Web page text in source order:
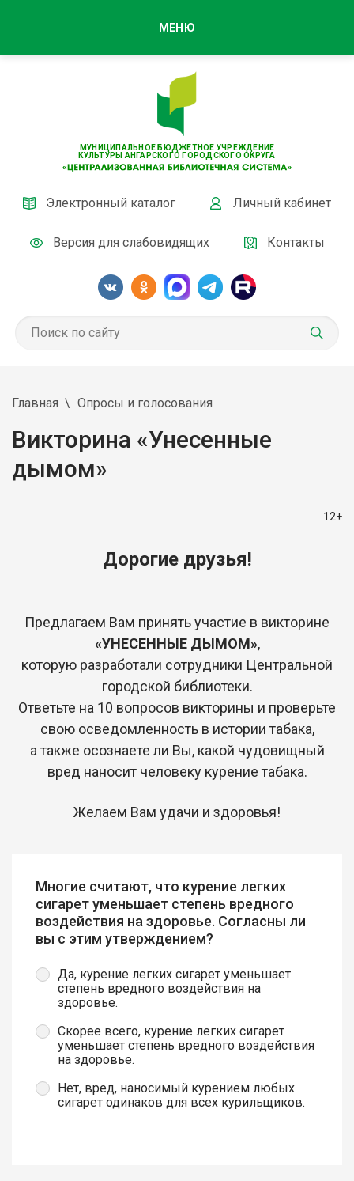
МУНИЦИПАЛЬНОЕ БЮДЖЕТНОЕ УЧРЕЖДЕНИЕ
КУЛЬТУРЫ АНГАРСКОГО ГОРОДСКОГО ОКРУГА
Электронный каталог Личный кабинет
Версия для слабовидящих Контакты
МЕНЮ
Главная Опросы и голосования
Викторина «Унесенные
дымом»
12+
Дорогие друзья!
Предлагаем Вам принять участие в викторине
«УНЕСЕННЫЕ ДЫМОМ»,
которую разработали сотрудники Центральной
городской библиотеки.
Ответьте на 10 вопросов викторины и проверьте
свою осведомленность в истории табака,
а также осознаете ли Вы, какой чудовищный
вред наносит человеку курение табака.
Желаем Вам удачи и здоровья!
Многие считают, что курение легких
сигарет уменьшает степень вредного
воздействия на здоровье. Согласны ли
вы с этим утверждением?
Да, курение легких сигарет уменьшает
степень вредного воздействия на
здоровье.
Скорее всего, курение легких сигарет
уменьшает степень вредного воздействия
на здоровье.
Нет, вред, наносимый курением любых
сигарет одинаков для всех курильщиков.